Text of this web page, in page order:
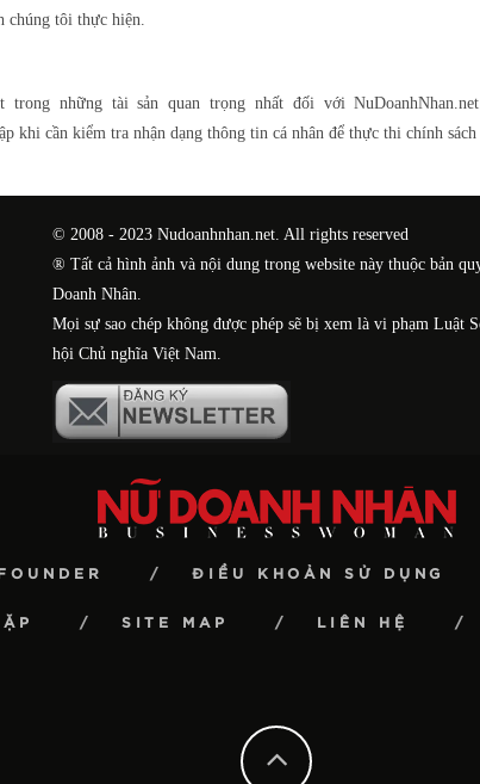
chúng tôi thực hiện.
trong những tài sản quan trọng nhất đối với
khi cần kiểm tra nhận dạng thông tin cá nhân để thực thi chính
© 2008 - 2023 Nudoanhnhan.net. All rights reserved
® Tất cả hình ảnh và nội dung trong website này thuộc bản
Doanh Nhân.
Mọi sự sao chép không được phép sẽ bị xem là vi phạm Luật
hội Chủ nghĩa Việt Nam.
FOUNDER ĐIỀU KHOẢN SỬ DỤNG
SITE MAP LIÊN HỆ